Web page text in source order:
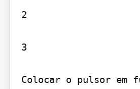
2
3
Colocar o pulsor em